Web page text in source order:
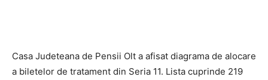
Casa Judeteana de Pensii Olt a afisat diagrama de alocare
a biletelor de tratament din Seria 11. Lista cuprinde 219